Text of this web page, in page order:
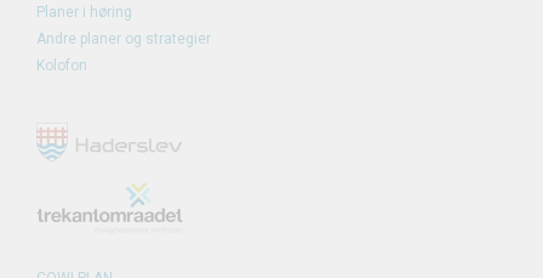
Planer i høring
Andre planer og strategier
Kolofon